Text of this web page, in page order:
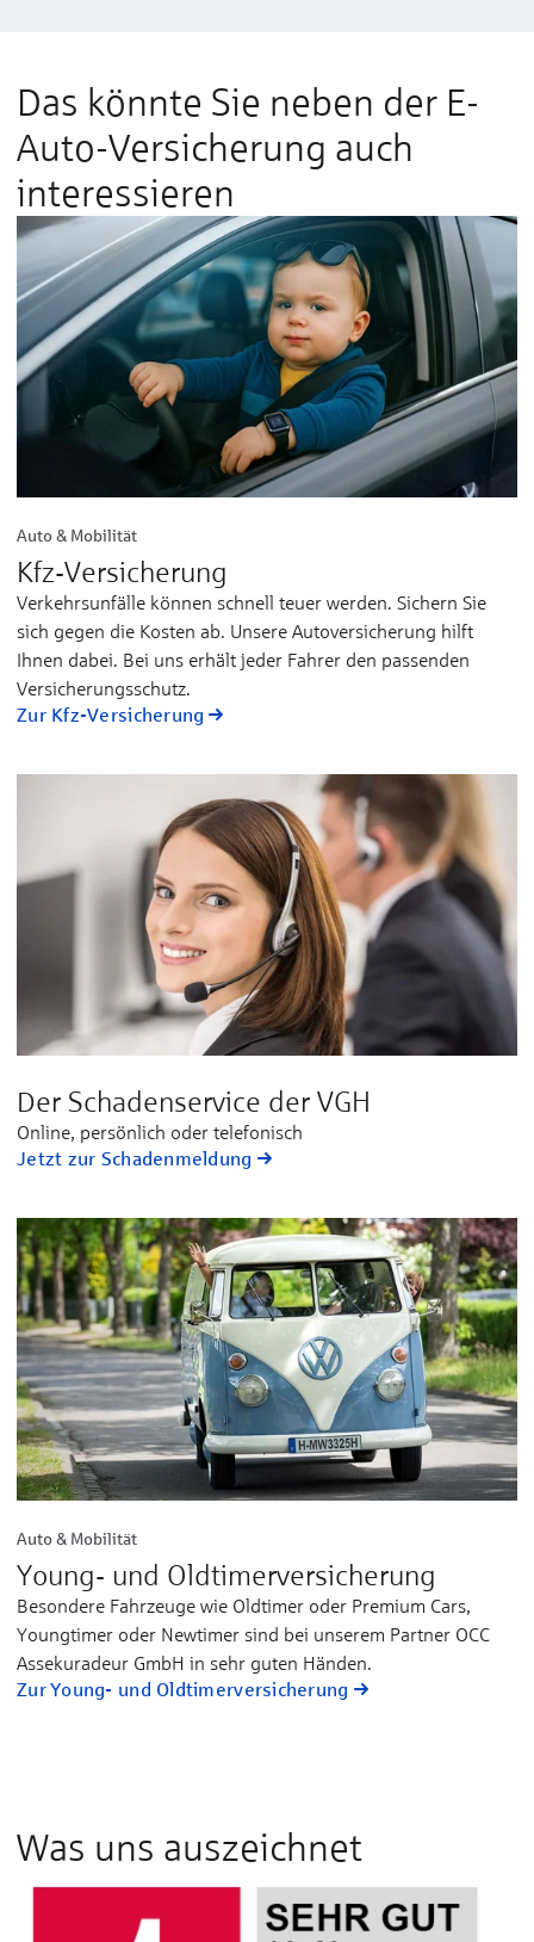
Das könnte Sie neben der E-
Auto-Versicherung auch
interes­sieren
Auto & Mobilität
Kfz-Versicherung
Verkehrsunfälle können schnell teuer werden. Sichern Sie
sich gegen die Kosten ab. Unsere Autoversicherung hilft
Ihnen dabei. Bei uns erhält jeder Fahrer den passenden
Versicherungsschutz.
Zur Kfz-Versicherung
Der Schadenservice der VGH
Online, persönlich oder telefonisch
Jetzt zur Schadenmeldung
Auto & Mobilität
Young- und Oldtimerversicherung
Besondere Fahrzeuge wie Oldtimer oder Premium Cars,
Youngtimer oder Newtimer sind bei unserem Partner OCC
Assekuradeur GmbH in sehr guten Händen.
Zur Young- und Oldtimerversicherung
Was uns auszeichnet